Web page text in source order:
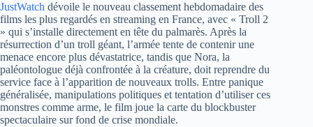
JustWatch dévoile le nouveau classement hebdomadaire des
films les plus regardés en streaming en France, avec « Troll 2
» qui s’installe directement en tête du palmarès. Après la
résurrection d’un troll géant, l’armée tente de contenir une
menace encore plus dévastatrice, tandis que Nora, la
paléontologue déjà confrontée à la créature, doit reprendre du
service face à l’apparition de nouveaux trolls. Entre panique
généralisée, manipulations politiques et tentation d’utiliser ces
monstres comme arme, le film joue la carte du blockbuster
spectaculaire sur fond de crise mondiale.